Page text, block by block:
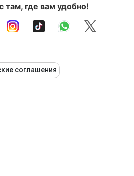
там, где вам удобно!
соглашения